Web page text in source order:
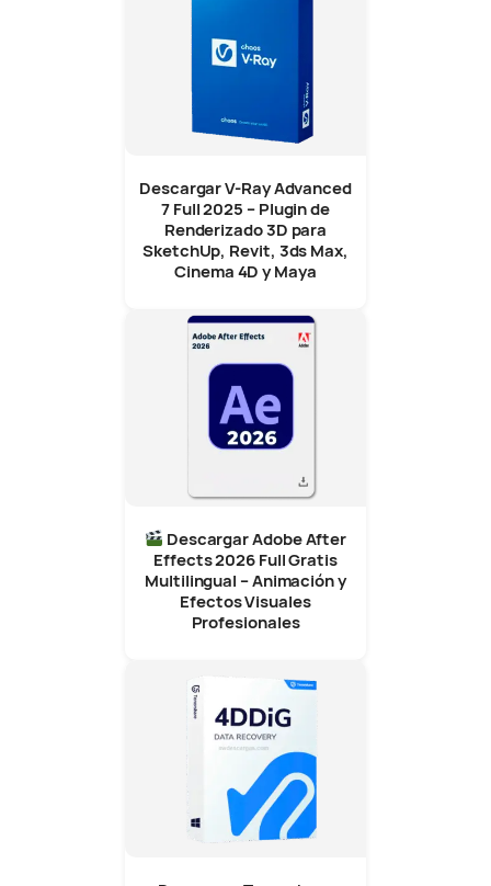
Descargar V-Ray Advanced
7 Full 2025 – Plugin de
Renderizado 3D para
SketchUp, Revit, 3ds Max,
Cinema 4D y Maya
Descargar Adobe After
Effects 2026 Full Gratis
Multilingual – Animación y
Efectos Visuales
Profesionales